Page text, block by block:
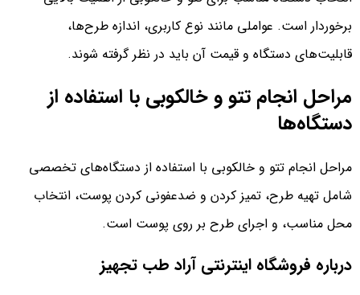
برخوردار است. عواملی مانند نوع کاربری، اندازه طرح‌ها،
قابلیت‌های دستگاه و قیمت آن باید در نظر گرفته شوند.
مراحل انجام تتو و خالکوبی با استفاده از
دستگاه‌ها
مراحل انجام تتو و خالکوبی با استفاده از دستگاه‌های تخصصی
شامل تهیه طرح، تمیز کردن و ضدعفونی کردن پوست، انتخاب
محل مناسب، و اجرای طرح بر روی پوست است.
درباره فروشگاه‌ اینترنتی آراد طب تجهیز